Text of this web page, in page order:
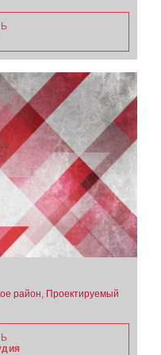
район, Проектируемый